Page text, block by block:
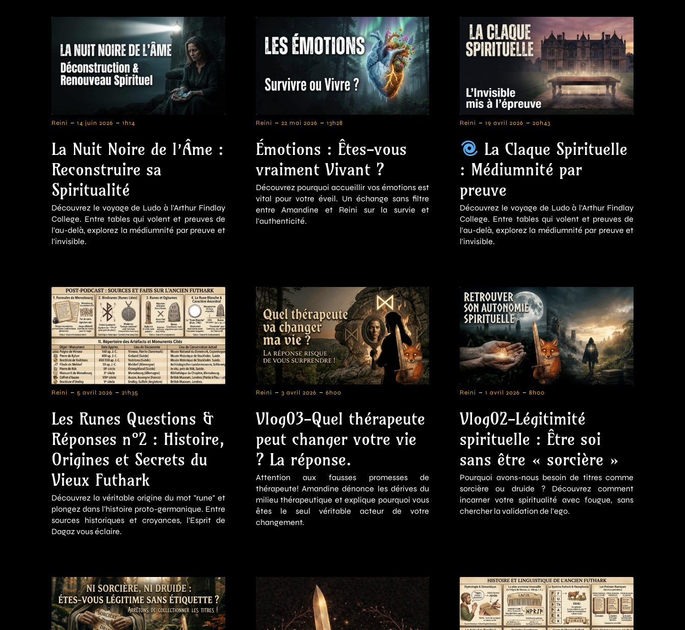
Reini - 14 juin 2026 - 1h14
La Nuit Noire de l’Âme :
Reconstruire sa
Spiritualité
Découvrez le voyage de Ludo à l'Arthur Findlay
College. Entre tables qui volent et preuves de
l'au-delà, explorez la médiumnité par preuve et
l'invisible.
Reini - 22 mai 2026 - 13h28
Émotions : Êtes-vous
vraiment Vivant ?
Découvrez pourquoi accueillir vos émotions est
vital pour votre éveil. Un échange sans filtre
entre Amandine et Reini sur la survie et
l'authenticité.
Reini - 19 avril 2026 - 20h43
La Claque Spirituelle
: Médiumnité par
preuve
Découvrez le voyage de Ludo à l'Arthur Findlay
College. Entre tables qui volent et preuves de
l'au-delà, explorez la médiumnité par preuve et
l'invisible.
Reini - 5 avril 2026 - 21h35
Les Runes Questions &
Réponses n°2 : Histoire,
Origines et Secrets du
Vieux Futhark
Découvrez la véritable origine du mot "rune" et
plongez dans l'histoire proto-germanique. Entre
sources historiques et croyances, l'Esprit de
Dagaz vous éclaire.
Reini - 3 avril 2026 - 6h00
Vlog03-Quel thérapeute
peut changer votre vie
? La réponse.
Attention aux fausses promesses de
thérapeute! Amandine dénonce les dérives du
milieu thérapeutique et explique pourquoi vous
êtes le seul véritable acteur de votre
changement.
Reini - 1 avril 2026 - 8h00
Vlog02-Légitimité
spirituelle : Être soi
sans être « sorcière »
Pourquoi avons-nous besoin de titres comme
sorcière ou druide ? Découvrez comment
incarner votre spiritualité avec fougue, sans
chercher la validation de l'ego.